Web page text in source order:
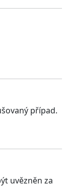
případ.
uvězněn za